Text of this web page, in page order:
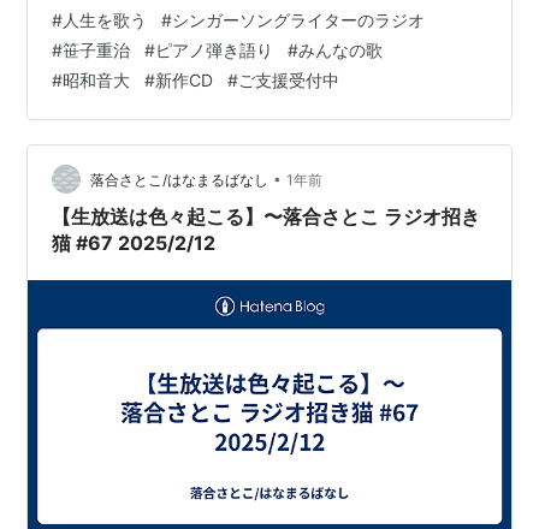
：：：：：：毎月第二水曜日 午後３時から 生放送FMス
マイルウェーブhttp://www.sw897.jp/🎂今月のお誕生月
サポーター：ナイラさん😊今月お誕生日とのこと、おめ
でとうございます☘️企業スポンサー田口ピアノ工房
http://taguchipiano.com/株式会社 宇野自…
#人生を歌う #シンガーソングライターのラジオ
#笹子重治 #ピアノ弾き語り #みんなの歌
#昭和音大 #新作CD #ご支援受付中
落合さとこ/はなまるばなし • 1年前
【生放送は色々起こる】〜落合さとこ ラジオ招き
猫 #67 2025/2/12